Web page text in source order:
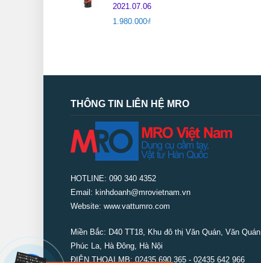
2021.07.06
1.980.000₫
THÔNG TIN LIÊN HỆ MRO
HOTLINE: 090 340 4352
Email: kinhdoanh@mrovietnam.vn
Website: www.vattumro.com
Miền Bắc: D40 TT18, Khu đô thị Văn Quán, Văn Quán,
Phúc La, Hà Đông, Hà Nội
ĐIỆN THOẠI MB: 02435 690 365 - 02435 642 966